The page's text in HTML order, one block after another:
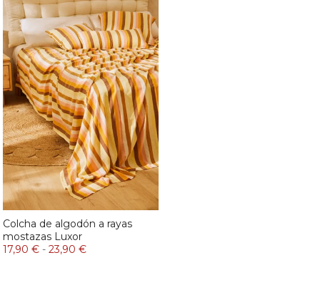
Colcha de algodón a rayas
mostazas Luxor
17,90 € - 23,90 €